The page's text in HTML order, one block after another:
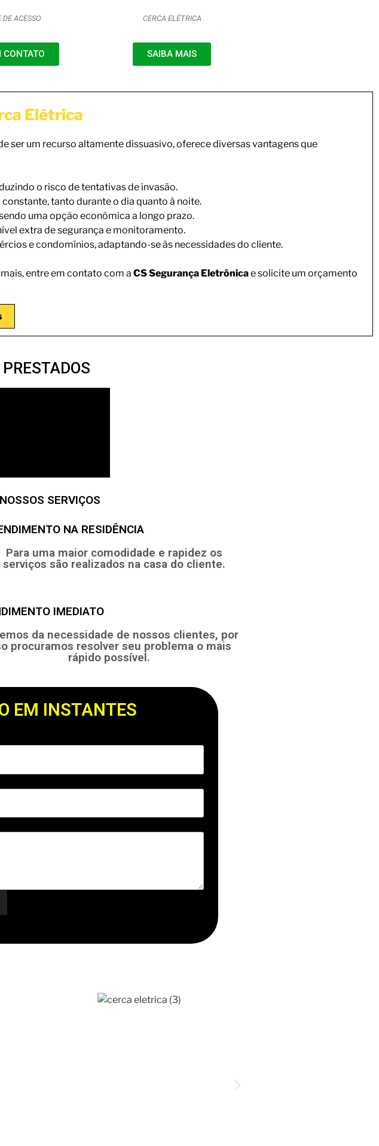
ACESSO
CONTATO
CERCA ELÉTRICA
SAIBA MAIS
Elétrica
ser um recurso altamente dissuasivo, oferece diversas vantagens que
o risco de tentativas de invasão.
tanto durante o dia quanto à noite.
uma opção econômica a longo prazo.
extra de segurança e monitoramento.
e condomínios, adaptando-se às necessidades do cliente.
entre em contato com a CS Segurança Eletrônicae solicite um orçamento
SERVIÇOS
NA RESIDÊNCIA
Para uma maior comodidade e rapidez os
serviços são realizados na casa do cliente.
IMEDIATO
da necessidade de nossos clientes, por
procuramos resolver seu problema o mais
rápido possível.
EM INSTANTES